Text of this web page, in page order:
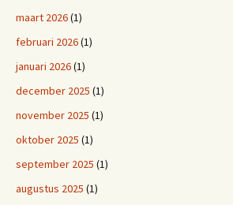
maart 2026(1)
februari 2026(1)
januari 2026(1)
december 2025 (1)
november 2025 (1)
oktober 2025 (1)
september 2025 (1)
augustus 2025 (1)